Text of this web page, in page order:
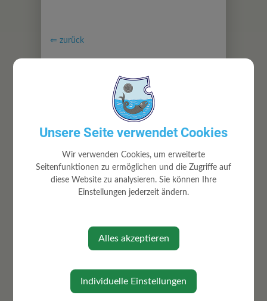
⇐ zurück
AKTUELLES
VOR Flex Mostviertel Flex
Gemeindezeitung
Ortschronik
Gemeindenewsletter
Unsere Seite verwendet Cookies
Wir verwenden Cookies, um erweiterte
Seitenfunktionen zu ermöglichen und die Zugriffe auf
diese Website zu analysieren. Sie können Ihre
Einstellungen jederzeit ändern.
Alles akzeptieren
Individuelle Einstellungen